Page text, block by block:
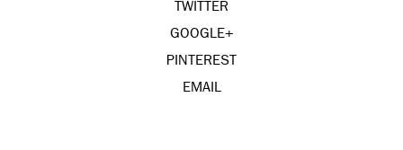
TWITTER
GOOGLE+
PINTEREST
EMAIL